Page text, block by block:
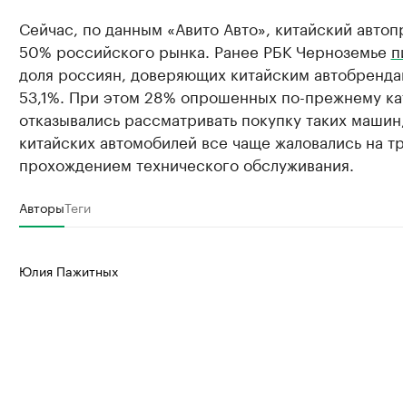
Сейчас, по данным «Авито Авто», китайский
50% российского рынка. Ранее РБК Черноземье
доля россиян, доверяющих китайским
53,1%. При этом 28% опрошенных по-прежнему
отказывались рассматривать покупку таких
китайских автомобилей все чаще жаловались на
прохождением технического обслуживания.
АвторыТеги
Юлия Пажитных